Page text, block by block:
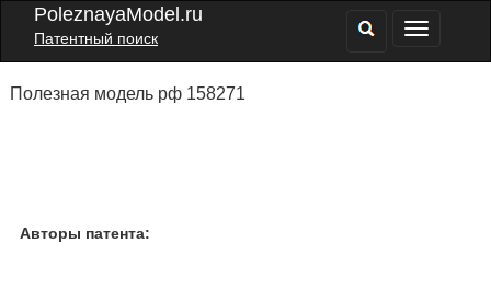
PoleznayaModel.ru
Патентный поиск
Полезная модель рф 158271
Авторы патента: